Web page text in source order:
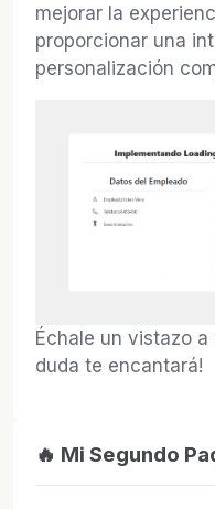
mejorar la
proporcionar una
personalización
Échale un vistazo a
duda te encantará!
🔥 Mi Segundo